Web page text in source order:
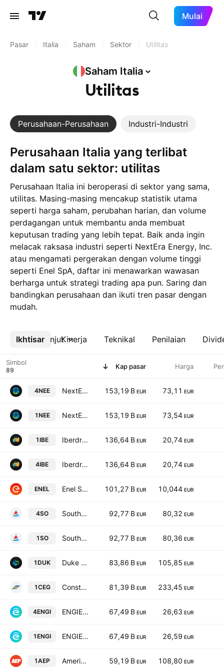
Mulai
Pasar Italia Saham Sektor Utilitas
Saham Italia
Utilitas
Perusahaan-Perusahaan Industri-Industri
Perusahaan Italia yang terlibat
dalam satu sektor: utilitas
Perusahaan Italia ini beroperasi di sektor yang sama,
utilitas. Masing-masing mencakup statistik utama
seperti harga saham, perubahan harian, dan volume
perdagangan untuk membantu anda membuat
keputusan trading yang lebih tepat. Baik anda ingin
melacak raksasa industri seperti NextEra Energy, Inc.
atau mengamati pergerakan dengan volume tinggi
seperti Enel SpA, daftar ini menawarkan wawasan
berharga untuk strategi trading apa pun. Saring dan
bandingkan perusahaan dan ikuti tren pasar dengan
mudah.
Ikhtisar Kinerja Teknikal Penilaian
Lebih lanjut
Simbol Kap pasar Harga
4NEE NextEra Energy, Inc. 153,19 B EUR 73,11 EUR
1NEE NextEra Energy, Inc. 153,19 B EUR 73,54 EUR
1IBE Iberdrola SA 136,64 B EUR 20,74 EUR
4IBE Iberdrola SA 136,64 B EUR 20,74 EUR
ENEL Enel SpA 101,27 B EUR 10,044 EUR
4SO Southern Company 92,77 B EUR 80,32 EUR
1SO Southern Company 92,77 B EUR 80,36 EUR
1DUK Duke Energy Corporation 83,86 B EUR 105,85 EUR
1CEG Constellation Energy Corporation 81,39 B EUR 233,45 EUR
4ENGI ENGIE S.A. 67,49 B EUR 26,63 EUR
1ENGI ENGIE S.A. 67,49 B EUR 26,59 EUR
1AEP American Electric Power Company, Inc. 59,19 B EUR 108,80 EUR